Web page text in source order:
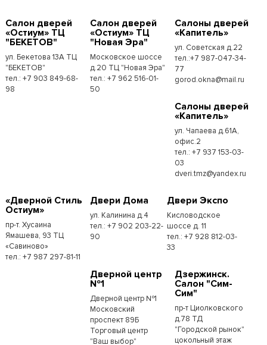
Cалон дверей
«Остиум» ТЦ
"БЕКЕТОВ"
ул. Бекетова 13А ТЦ
"БЕКЕТОВ"
тел.: +7 903 849-68-
98
Cалон дверей
«Остиум» ТЦ
"Новая Эра"
Московское шоссе
д.20 ТЦ "Новая Эра"
тел.: +7 962 516-01-
50
Cалоны дверей
«Капитель»
ул. Советская д.22
тел.:+7 987-047-34-
77
gorod.okna@mail.ru
Cалоны дверей
«Капитель»
ул. Чапаева д.61А,
офис.2
тел.: +7 937 153-03-
03
dveri.tmz@yandex.ru
«Дверной Стиль
Остиум»
пр-т. Хусаина
Ямашева, 93 ТЦ
«Савиново»
тел.: +7 987 297-81-11
Двери Дома
ул. Калинина д.4
тел.: +7 902 203-22-
90
Двери Экспо
Кисловодское
шоссе д. 11
тел.: +7 928 812-03-
33
Дверной центр
№1
Дверной центр №1
Московский
проспект 89Б
Торговый центр
"Ваш выбор"
Дзержинск.
Салон "Сим-
Сим"
пр-т Циолковского
д.78 ТД
"Городской рынок"
цокольный этаж